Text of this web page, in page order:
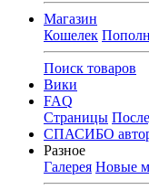
Магазин
Кошелек
Поиск товаров
Вики
FAQ
Страницы
СПАСИБО
Разное
Галерея Новые